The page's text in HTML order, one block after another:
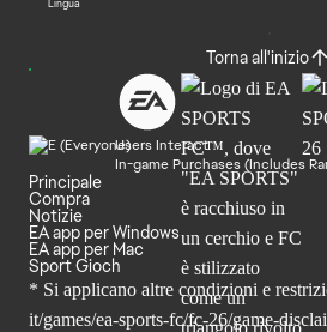
Lingua
Torna all'inizio
Users Interact
In-game Purchases (Includes
Principale
Compra
Notizie
EA app per Windows
EA app per Mac
Sport Gioch
* Si applicano altre condizioni e
it/games/ea-sports-fc/fc-26/game-